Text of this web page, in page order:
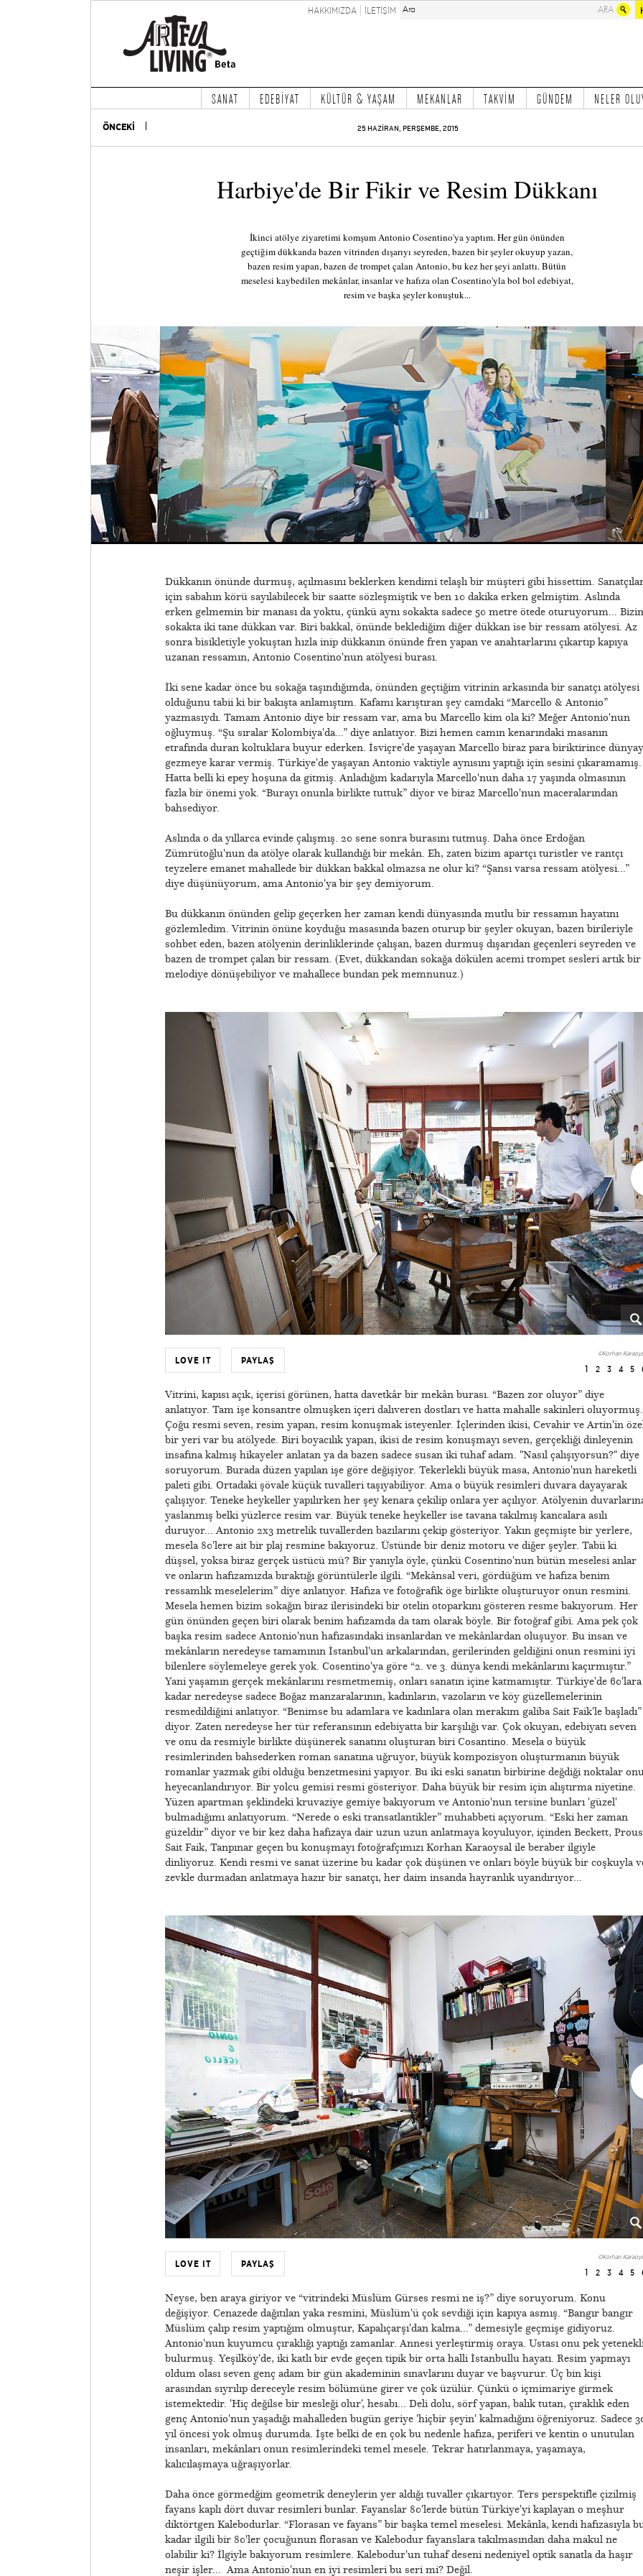
HAKKIMIZDA İLETİŞİM
SANAT EDEBİYAT KÜLTÜR & YAŞAM MEKANLAR TAKVİM GÜNDEM NELER
ÖNCEKİ 25 HAZİRAN, PERŞEMBE, 2015
Harbiye'de Bir Fikir ve Resim Dükkanı
İkinci atölye ziyaretimi komşum Antonio Cosentino'ya yaptım. Her gün önünden
geçtiğim dükkanda bazen vitrinden dışarıyı seyreden, bazen bir şeyler okuyup yazan,
bazen resim yapan, bazen de trompet çalan Antonio, bu kez her şeyi anlattı. Bütün
meselesi kaybedilen mekânlar, insanlar ve hafıza olan Cosentino'yla bol bol edebiyat,
resim ve başka şeyler konuştuk...
Dükkanın önünde durmuş, açılmasını beklerken kendimi telaşlı bir müşteri gibi hissettim.
için sabahın körü sayılabilecek bir saatte sözleşmiştik ve ben 10 dakika erken gelmiştim. Aslında
erken gelmemin bir manası da yoktu, çünkü aynı sokakta sadece 50 metre ötede oturuyorum...
sokakta iki tane dükkan var. Biri bakkal, önünde beklediğim diğer dükkan ise bir ressam atölyesi. Az
sonra bisikletiyle yokuştan hızla inip dükkanın önünde fren yapan ve anahtarlarını çıkartıp kapıya
uzanan ressamın, Antonio Cosentino'nun atölyesi burası.
İki sene kadar önce bu sokağa taşındığımda, önünden geçtiğim vitrinin arkasında bir sanatçı atölyesi
olduğunu tabii ki bir bakışta anlamıştım. Kafamı karıştıran şey camdaki “Marcello & Antonio”
yazmasıydı. Tamam Antonio diye bir ressam var, ama bu Marcello kim ola ki? Meğer Antonio'nun
oğluymuş. “Şu sıralar Kolombiya'da...” diye anlatıyor. Bizi hemen camın kenarındaki masanın
etrafında duran koltuklara buyur ederken. İsviçre'de yaşayan Marcello biraz para biriktirince
gezmeye karar vermiş. Türkiye'de yaşayan Antonio vaktiyle aynısını yaptığı için sesini çıkaramamış.
Hatta belli ki epey hoşuna da gitmiş. Anladığım kadarıyla Marcello'nun daha 17 yaşında olmasının
fazla bir önemi yok. “Burayı onunla birlikte tuttuk” diyor ve biraz Marcello'nun maceralarından
bahsediyor.
Aslında o da yıllarca evinde çalışmış. 20 sene sonra burasını tutmuş. Daha önce Erdoğan
Zümrütoğlu'nun da atölye olarak kullandığı bir mekân. Eh, zaten bizim apartçı turistler ve rantçı
teyzelere emanet mahallede bir dükkan bakkal olmazsa ne olur ki? “Şansı varsa ressam atölyesi...”
diye düşünüyorum, ama Antonio'ya bir şey demiyorum.
Bu dükkanın önünden gelip geçerken her zaman kendi dünyasında mutlu bir ressamın hayatını
gözlemledim. Vitrinin önüne koyduğu masasında bazen oturup bir şeyler okuyan, bazen birileriyle
sohbet eden, bazen atölyenin derinliklerinde çalışan, bazen durmuş dışarıdan geçenleri seyreden ve
bazen de trompet çalan bir ressam. (Evet, dükkandan sokağa dökülen acemi trompet sesleri artık bir
melodiye dönüşebiliyor ve mahallece bundan pek memnunuz.)
1 2 3 4 5
LOVE IT PAYLAŞ
©Korhan
Vitrini, kapısı açık, içerisi görünen, hatta davetkâr bir mekân burası. “Bazen zor oluyor” diye
anlatıyor. Tam işe konsantre olmuşken içeri dalıveren dostları ve hatta mahalle sakinleri oluyormuş.
Çoğu resmi seven, resim yapan, resim konuşmak isteyenler. İçlerinden ikisi, Cevahir ve Artin'in
bir yeri var bu atölyede. Biri boyacılık yapan, ikisi de resim konuşmayı seven, gerçekliği dinleyenin
insafına kalmış hikayeler anlatan ya da bazen sadece susan iki tuhaf adam. "Nasıl çalışıyorsun?" diye
soruyorum. Burada düzen yapılan işe göre değişiyor. Tekerlekli büyük masa, Antonio'nun hareketli
paleti gibi. Ortadaki şövale küçük tuvalleri taşıyabiliyor. Ama o büyük resimleri duvara dayayarak
çalışıyor. Teneke heykeller yapılırken her şey kenara çekilip onlara yer açılıyor. Atölyenin
yaslanmış belki yüzlerce resim var. Büyük teneke heykeller ise tavana takılmış kancalara asılı
duruyor... Antonio 2x3 metrelik tuvallerden bazılarını çekip gösteriyor. Yakın geçmişte bir yerlere,
mesela 80'lere ait bir plaj resmine bakıyoruz. Üstünde bir deniz motoru ve diğer şeyler. Tabii ki
düşsel, yoksa biraz gerçek üstücü mü? Bir yanıyla öyle, çünkü Cosentino'nun bütün meselesi anlar
ve onların hafızamızda bıraktığı görüntülerle ilgili. “Mekânsal veri, gördüğüm ve hafıza benim
ressamlık meselelerim” diye anlatıyor. Hafıza ve fotoğrafik öge birlikte oluşturuyor onun resmini.
Mesela hemen bizim sokağın biraz ilerisindeki bir otelin otoparkını gösteren resme bakıyorum. Her
gün önünden geçen biri olarak benim hafızamda da tam olarak böyle. Bir fotoğraf gibi. Ama pek çok
başka resim sadece Antonio'nun hafızasındaki insanlardan ve mekânlardan oluşuyor. Bu insan ve
mekânların neredeyse tamamının İstanbul'un arkalarından, gerilerinden geldiğini onun resmini iyi
bilenlere söylemeleye gerek yok. Cosentino'ya göre “2. ve 3. dünya kendi mekânlarını kaçırmıştır.”
Yani yaşamın gerçek mekânlarını resmetmemiş, onları sanatın içine katmamıştır. Türkiye'de 60'lara
kadar neredeyse sadece Boğaz manzaralarının, kadınların, vazoların ve köy güzellemelerinin
resmedildiğini anlatıyor. “Benimse bu adamlara ve kadınlara olan merakım galiba Sait Faik'le başladı”
diyor. Zaten neredeyse her tür referansının edebiyatta bir karşılığı var. Çok okuyan, edebiyatı seven
ve onu da resmiyle birlikte düşünerek sanatını oluşturan biri Cosantino. Mesela o büyük
resimlerinden bahsederken roman sanatına uğruyor, büyük kompozisyon oluşturmanın büyük
romanlar yazmak gibi olduğu benzetmesini yapıyor. Bu iki eski sanatın birbirine değdiği noktalar
heyecanlandırıyor. Bir yolcu gemisi resmi gösteriyor. Daha büyük bir resim için alıştırma niyetine.
Yüzen apartman şeklindeki kruvaziye gemiye bakıyorum ve Antonio'nun tersine bunları 'güzel'
bulmadığımı anlatıyorum. “Nerede o eski transatlantikler” muhabbeti açıyorum. “Eski her zaman
güzeldir” diyor ve bir kez daha hafızaya dair uzun uzun anlatmaya koyuluyor, içinden Beckett,
Sait Faik, Tanpınar geçen bu konuşmayı fotoğrafçımızı Korhan Karaoysal ile beraber ilgiyle
dinliyoruz. Kendi resmi ve sanat üzerine bu kadar çok düşünen ve onları böyle büyük bir coşkuyla
zevkle durmadan anlatmaya hazır bir sanatçı, her daim insanda hayranlık uyandırıyor...
1 2 3 4 5
LOVE IT PAYLAŞ
©Korhan
Neyse, ben araya giriyor ve “vitrindeki Müslüm Gürses resmi ne iş?” diye soruyorum. Konu
değişiyor. Cenazede dağıtılan yaka resmini, Müslüm'ü çok sevdiği için kapıya asmış. “Bangır bangır
Müslüm çalıp resim yaptığım olmuştur, Kapalıçarşı'dan kalma...” demesiyle geçmişe gidiyoruz.
Antonio'nun kuyumcu çıraklığı yaptığı zamanlar. Annesi yerleştirmiş oraya. Ustası onu pek
bulurmuş. Yeşilköy'de, iki katlı bir evde geçen tipik bir orta halli İstanbullu hayatı. Resim yapmayı
oldum olası seven genç adam bir gün akademinin sınavlarını duyar ve başvurur. Üç bin kişi
arasından sıyrılıp dereceyle resim bölümüne girer ve çok üzülür. Çünkü o içmimariye girmek
istemektedir. 'Hiç değilse bir mesleği olur', hesabı... Deli dolu, sörf yapan, balık tutan, çıraklık eden
genç Antonio'nun yaşadığı mahalleden bugün geriye 'hiçbir şeyin' kalmadığını öğreniyoruz. Sadece
yıl öncesi yok olmuş durumda. İşte belki de en çok bu nedenle hafıza, periferi ve kentin o unutulan
insanları, mekânları onun resimlerindeki temel mesele. Tekrar hatırlanmaya, yaşamaya,
kalıcılaşmaya uğraşıyorlar.
Daha önce görmedğim geometrik deneylerin yer aldığı tuvaller çıkartıyor. Ters perspektifle çizilmiş
fayans kaplı dört duvar resimleri bunlar. Fayanslar 80'lerde bütün Türkiye'yi kaplayan o meşhur
diktörtgen Kalebodurlar. “Florasan ve fayans” bir başka temel meselesi. Mekânla, kendi hafızasıyla
kadar ilgili bir 80'ler çocuğunun florasan ve Kalebodur fayanslara takılmasından daha makul ne
olabilir ki? İlgiyle bakıyorum resimlere. Kalebodur'un tuhaf deseni nedeniyel optik sanatla da haşır
neşir işler... Ama Antonio'nun en iyi resimleri bu seri mi? Değil.